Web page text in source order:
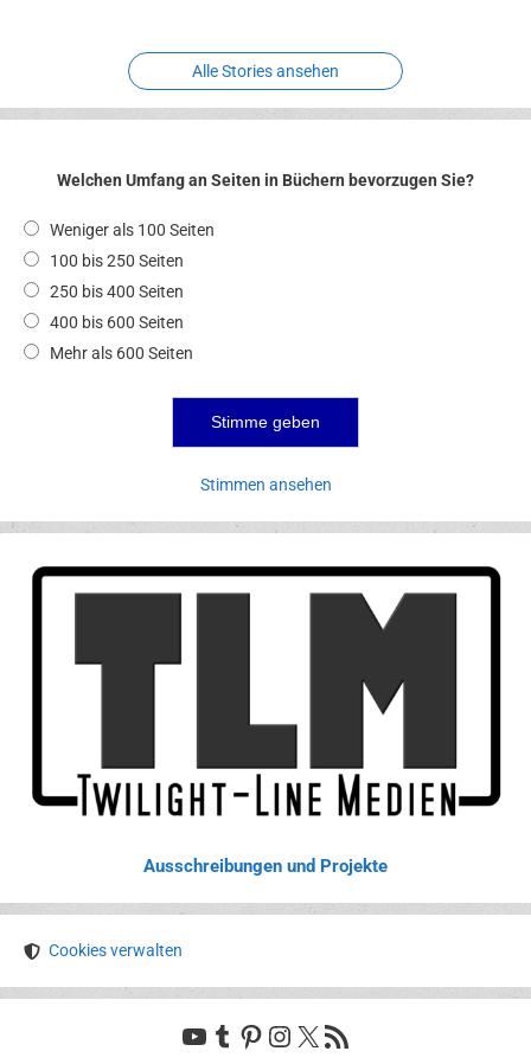
Alle Stories ansehen
Welchen Umfang an Seiten in Büchern bevorzugen Sie?
Weniger als 100 Seiten
100 bis 250 Seiten
250 bis 400 Seiten
400 bis 600 Seiten
Mehr als 600 Seiten
Stimmen ansehen
Ausschreibungen und Projekte
Cookies verwalten
YouTube
Tumblr
Pinterest
Instagram
X RSS-Feed